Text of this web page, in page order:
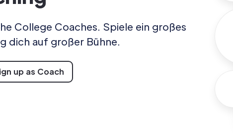
College Coaches. Spiele ein großes
dich auf großer Bühne.
up as Coach